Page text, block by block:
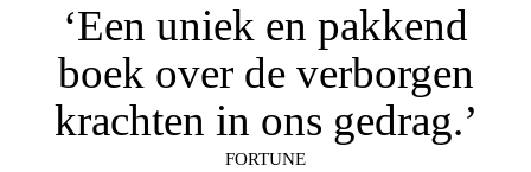
‘Een uniek en pakkend
boek over de verborgen
krachten in ons gedrag.’
FORTUNE